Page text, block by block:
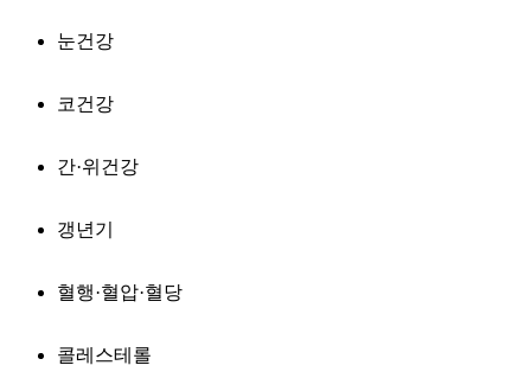
눈건강
코건강
간·위건강
갱년기
혈행·혈압·혈당
콜레스테롤